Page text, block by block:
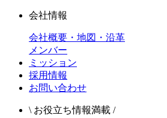
会社情報
会社概要・地図・沿革
メンバー
ミッション
採用情報
お問い合わせ
\ お役立ち情報満載 /